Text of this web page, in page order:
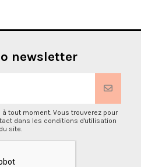
newsletter
tout moment. Vous trouverez pour
dans les conditions d'utilisation
du site.